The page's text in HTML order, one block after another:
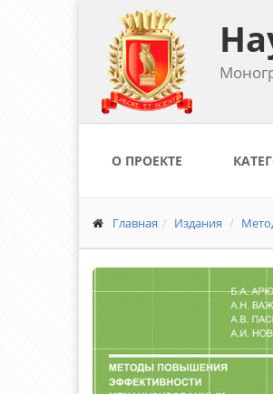
О ПРОЕКТЕ
Главная Издания